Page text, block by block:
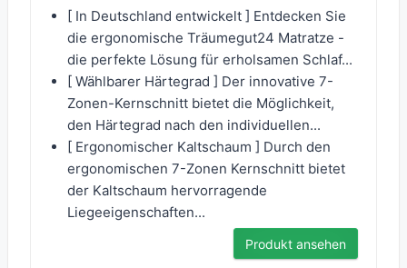
[ In Deutschland entwickelt ] Entdecken Sie
die ergonomische Träumegut24 Matratze -
die perfekte Lösung für erholsamen Schlaf...
[ Wählbarer Härtegrad ] Der innovative 7-
Zonen-Kernschnitt bietet die Möglichkeit,
den Härtegrad nach den individuellen...
[ Ergonomischer Kaltschaum ] Durch den
ergonomischen 7-Zonen Kernschnitt bietet
der Kaltschaum hervorragende
Liegeeigenschaften...
Produkt ansehen